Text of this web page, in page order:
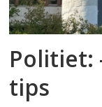
Politiet:
tips